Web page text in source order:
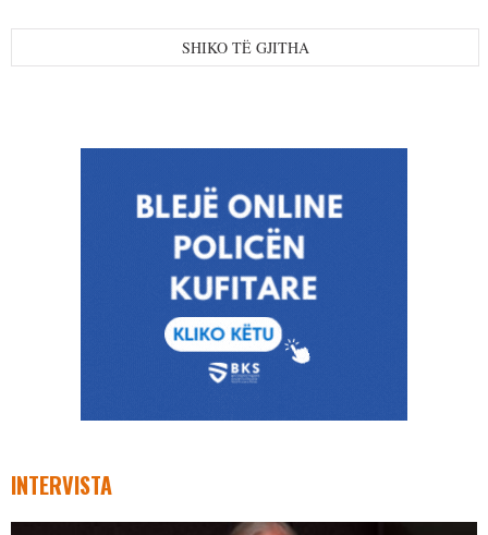
SHIKO TË GJITHA
INTERVISTA